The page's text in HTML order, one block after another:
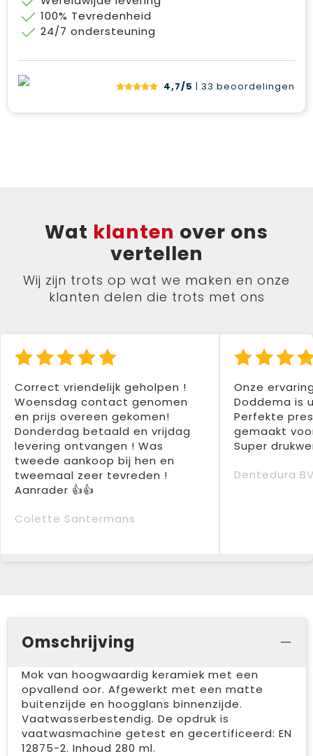
100% Tevredenheid
24/7 ondersteuning
4,7/5 | 33 beoordelingen
Wat klanten over ons
vertellen
Wij zijn trots op wat we maken en onze
klanten delen die trots met ons
Correct vriendelijk geholpen !
Woensdag contact genomen
en prijs overeen gekomen!
Donderdag betaald en vrijdag
levering ontvangen ! Was
tweede aankoop bij hen en
tweemaal zeer tevreden !
Aanrader 👍👍
Colette Santermans
Onze
Doddema is
Perfekte
gemaakt
Super
Dentedura
Omschrijving
Mok van hoogwaardig keramiek met een
opvallend oor. Afgewerkt met een matte
buitenzijde en hoogglans binnenzijde.
Vaatwasserbestendig. De opdruk is
vaatwasmachine getest en gecertificeerd: EN
12875-2. Inhoud 280 ml.